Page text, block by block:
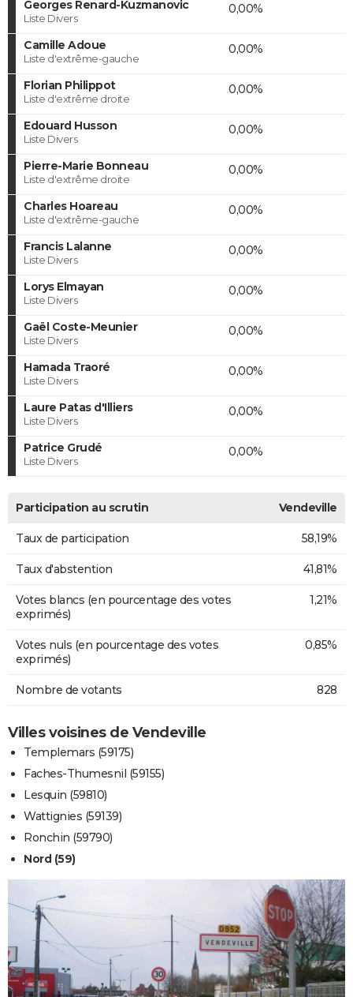
Georges Renard-Kuzmanovic
Liste Divers
0,00%
Camille Adoue
Liste d'extrême-gauche
0,00%
Florian Philippot
Liste d'extrême droite
0,00%
Edouard Husson
Liste Divers
0,00%
Pierre-Marie Bonneau
Liste d'extrême droite
0,00%
Charles Hoareau
Liste d'extrême-gauche
0,00%
Francis Lalanne
Liste Divers
0,00%
Lorys Elmayan
Liste Divers
0,00%
Gaël Coste-Meunier
Liste Divers
0,00%
Hamada Traoré
Liste Divers
0,00%
Laure Patas d'Illiers
Liste Divers
0,00%
Patrice Grudé
Liste Divers
0,00%
Participation au scrutin Vendeville
Taux de participation 58,19%
Taux d'abstention 41,81%
Votes blancs (en pourcentage des votes
exprimés)
1,21%
Votes nuls (en pourcentage des votes
exprimés)
0,85%
Nombre de votants 828
Villes voisines de Vendeville
Templemars (59175)
Faches-Thumesnil (59155)
Lesquin (59810)
Wattignies (59139)
Ronchin (59790)
Nord (59)